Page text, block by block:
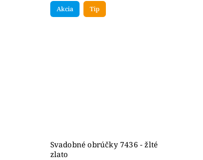
Akcia Tip
Svadobné obrúčky 7436 - žlté
zlato